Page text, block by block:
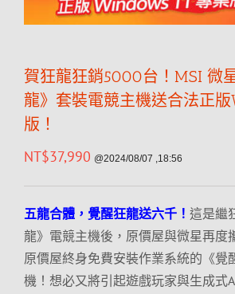
賀狂龍狂銷5000台！MSI 微
龍》套裝電競主機送合法正版
版！
NT$37,990 @2024/08/07 ,18:56
五龍合體，覺醒狂龍送六千！ 這是繼
龍》電競主機後，原價屋與微星再度
原價屋終身免費安裝作業系統的《覺
機！想必又將引起遊戲玩家與生成式